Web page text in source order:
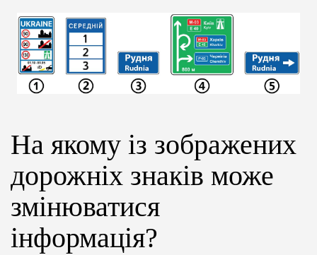
ВІДГУКИ
ЦІНИ
ІНСТРУКТОРИ
ОНЛАЙН НАВЧАННЯ
На якому із зображених
дорожніх знаків може
змінюватися
інформація?